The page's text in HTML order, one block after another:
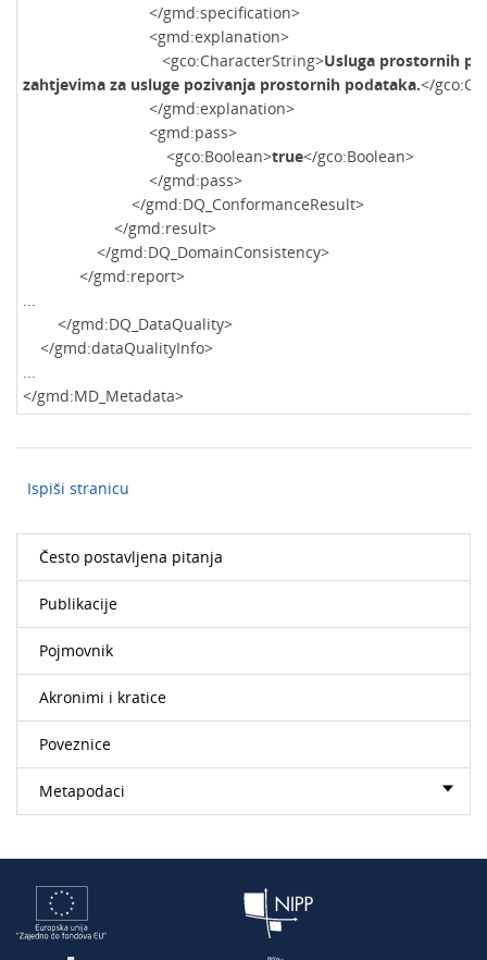
</gmd:specification>
<gmd:explanation>
<gco:CharacterString>Usluga prostornih
zahtjevima za usluge pozivanja prostornih podataka.</
</gmd:explanation>
<gmd:pass>
<gco:Boolean>true</gco:Boolean>
</gmd:pass>
</gmd:DQ_ConformanceResult>
</gmd:result>
</gmd:DQ_DomainConsistency>
</gmd:report>
...
</gmd:DQ_DataQuality>
</gmd:dataQualityInfo>
...
</gmd:MD_Metadata>
Ispiši stranicu
Često postavljena pitanja
Publikacije
Pojmovnik
Akronimi i kratice
Poveznice
Metapodaci